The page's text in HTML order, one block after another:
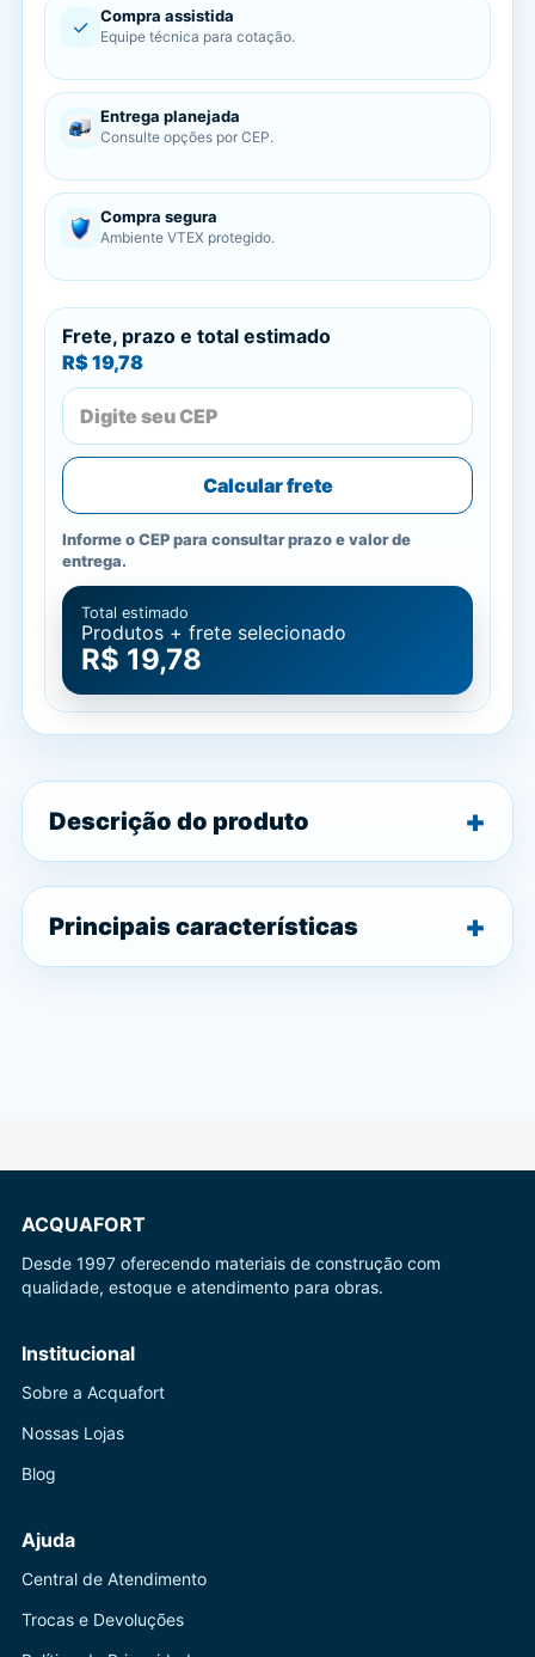
✓ Compra assistida
Equipe técnica para cotação.
Entrega planejada
Consulte opções por CEP.
Compra segura
Ambiente VTEX protegido.
Frete, prazo e total estimado
R$ 19,78
Calcular frete
Informe o CEP para consultar prazo e valor de
entrega.
Total estimado
Produtos + frete selecionado
R$ 19,78
Descrição do produto
Principais características
ACQUAFORT
Desde 1997 oferecendo materiais de construção com
qualidade, estoque e atendimento para obras.
Institucional
Sobre a Acquafort
Nossas Lojas
Blog
Ajuda
Central de Atendimento
Trocas e Devoluções